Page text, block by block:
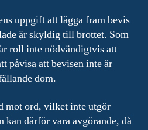
uppgift att lägga fram bevis
är skyldig till brottet. Som
roll inte nödvändigtvis att
påvisa att bevisen inte är
dom.
mot ord, vilket inte utgör
därför vara avgörande, då